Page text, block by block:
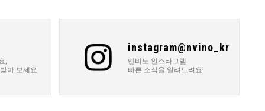
,
아 보세요
instagram@nvino_kr
엔비노 인스타그램
빠른 소식을 알려드려요!